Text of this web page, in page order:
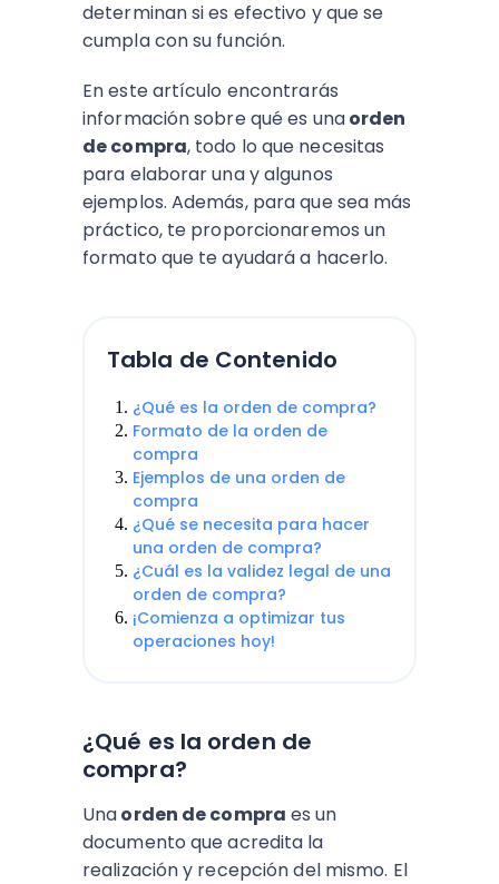
determinan si es efectivo y que se
cumpla con su función.
En este artículo encontrarás
información sobre qué es unaorden
de compra, todo lo que necesitas
para elaborar una y algunos
ejemplos. Además, para que sea más
práctico, te proporcionaremos un
formato que te ayudará a hacerlo.
Tabla de Contenido
¿Qué es la orden de compra?
Formato de la orden de
compra
Ejemplos de una orden de
compra
¿Qué se necesita para hacer
una orden de compra?
¿Cuál es la validez legal de una
orden de compra?
¡Comienza a optimizar tus
operaciones hoy!
¿Qué es la orden de
compra?
Unaorden de compra es un
documento que acredita la
realización y recepción del mismo. El